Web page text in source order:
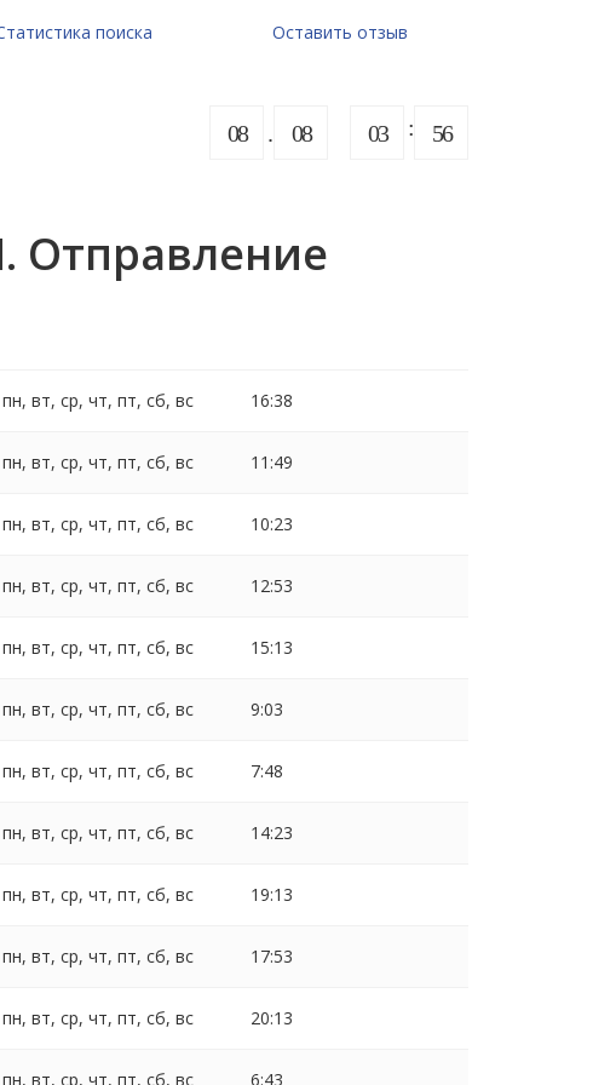
поиска Оставить отзыв
08 08 03 56
Отправление
пн, вт, ср, чт, пт, сб, вс 16:38
пн, вт, ср, чт, пт, сб, вс 11:49
пн, вт, ср, чт, пт, сб, вс 10:23
пн, вт, ср, чт, пт, сб, вс 12:53
пн, вт, ср, чт, пт, сб, вс 15:13
пн, вт, ср, чт, пт, сб, вс 9:03
пн, вт, ср, чт, пт, сб, вс 7:48
пн, вт, ср, чт, пт, сб, вс 14:23
пн, вт, ср, чт, пт, сб, вс 19:13
пн, вт, ср, чт, пт, сб, вс 17:53
пн, вт, ср, чт, пт, сб, вс 20:13
пн, вт, ср, чт, пт, сб, вс 6:43